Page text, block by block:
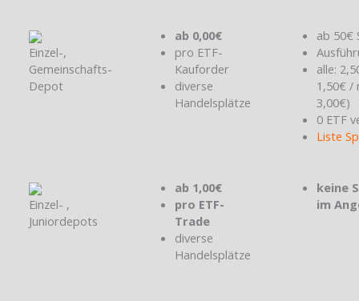
Einzel-,
Gemeinschafts-
Depot
ab 0,00€
pro ETF-
Kauforder
diverse
Handelsplätze
ab 50€
alle:
1,50€ /
3,00€)
0 ETF
Liste
Einzel- ,
Juniordepots
ab 1,00€
pro ETF-
Trade
diverse
Handelsplätze
keine
im